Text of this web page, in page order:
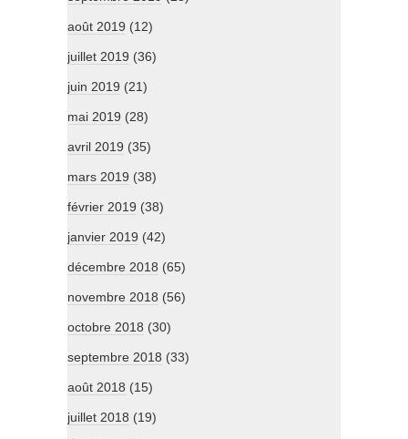
août 2019 (12)
juillet 2019 (36)
juin 2019 (21)
mai 2019 (28)
avril 2019 (35)
mars 2019 (38)
février 2019 (38)
janvier 2019 (42)
décembre 2018 (65)
novembre 2018 (56)
octobre 2018 (30)
septembre 2018 (33)
août 2018 (15)
juillet 2018 (19)